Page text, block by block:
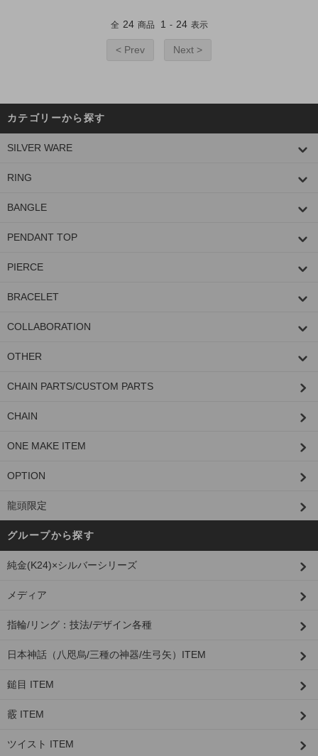
全 24 商品 1 - 24 表示
< Prev Next >
カテゴリーから探す
SILVER WARE
RING
BANGLE
PENDANT TOP
PIERCE
BRACELET
COLLABORATION
OTHER
CHAIN PARTS/CUSTOM PARTS
CHAIN
ONE MAKE ITEM
OPTION
龍頭限定
グループから探す
純金(K24)×シルバーシリーズ
メディア
指輪/リング：技法/デザイン各種
日本神話（八咫烏/三種の神器/生弓矢）ITEM
鎚目 ITEM
霰 ITEM
ツイスト ITEM